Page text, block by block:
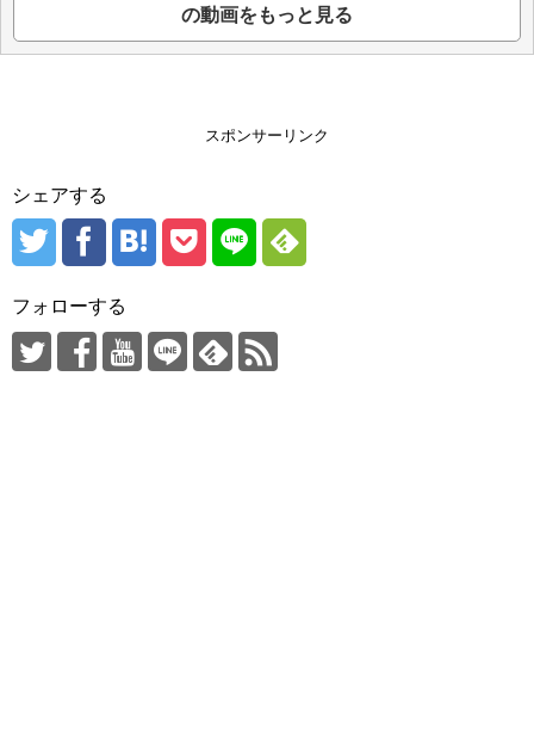
の動画をもっと見る
スポンサーリンク
シェアする
フォローする